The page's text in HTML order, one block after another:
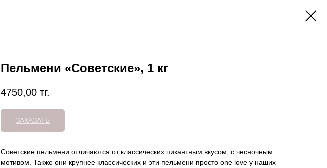
Пельмени «Советские», 1 кг
4750,00 тг.
ЗАКАЗАТЬ
Советские пельмени отличаются от классических пикантным вкусом, с чесночным
мотивом. Также они крупнее классических и эти пельмени просто one love у наших